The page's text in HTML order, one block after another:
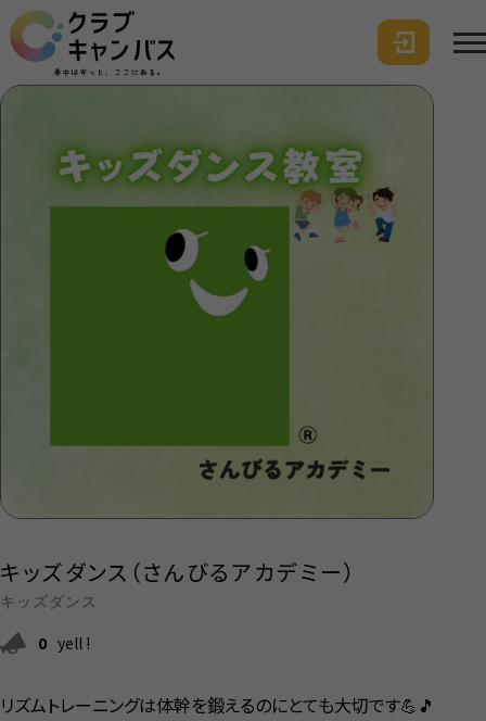
キッズダンス（さんびるアカデミー）
キッズダンス
0 yell !
リズムトレーニングは体幹を鍛えるのにとても大切です💪🎵